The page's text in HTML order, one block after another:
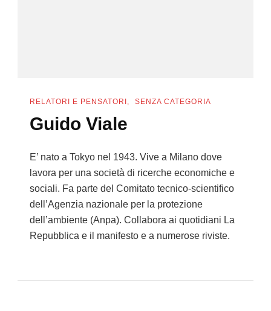
RELATORI E PENSATORI SENZA CATEGORIA
Guido Viale
E’ nato a Tokyo nel 1943. Vive a Milano dove
lavora per una società di ricerche economiche e
sociali. Fa parte del Comitato tecnico-scientifico
dell’Agenzia nazionale per la protezione
dell’ambiente (Anpa). Collabora ai quotidiani La
Repubblica e il manifesto e a numerose riviste.